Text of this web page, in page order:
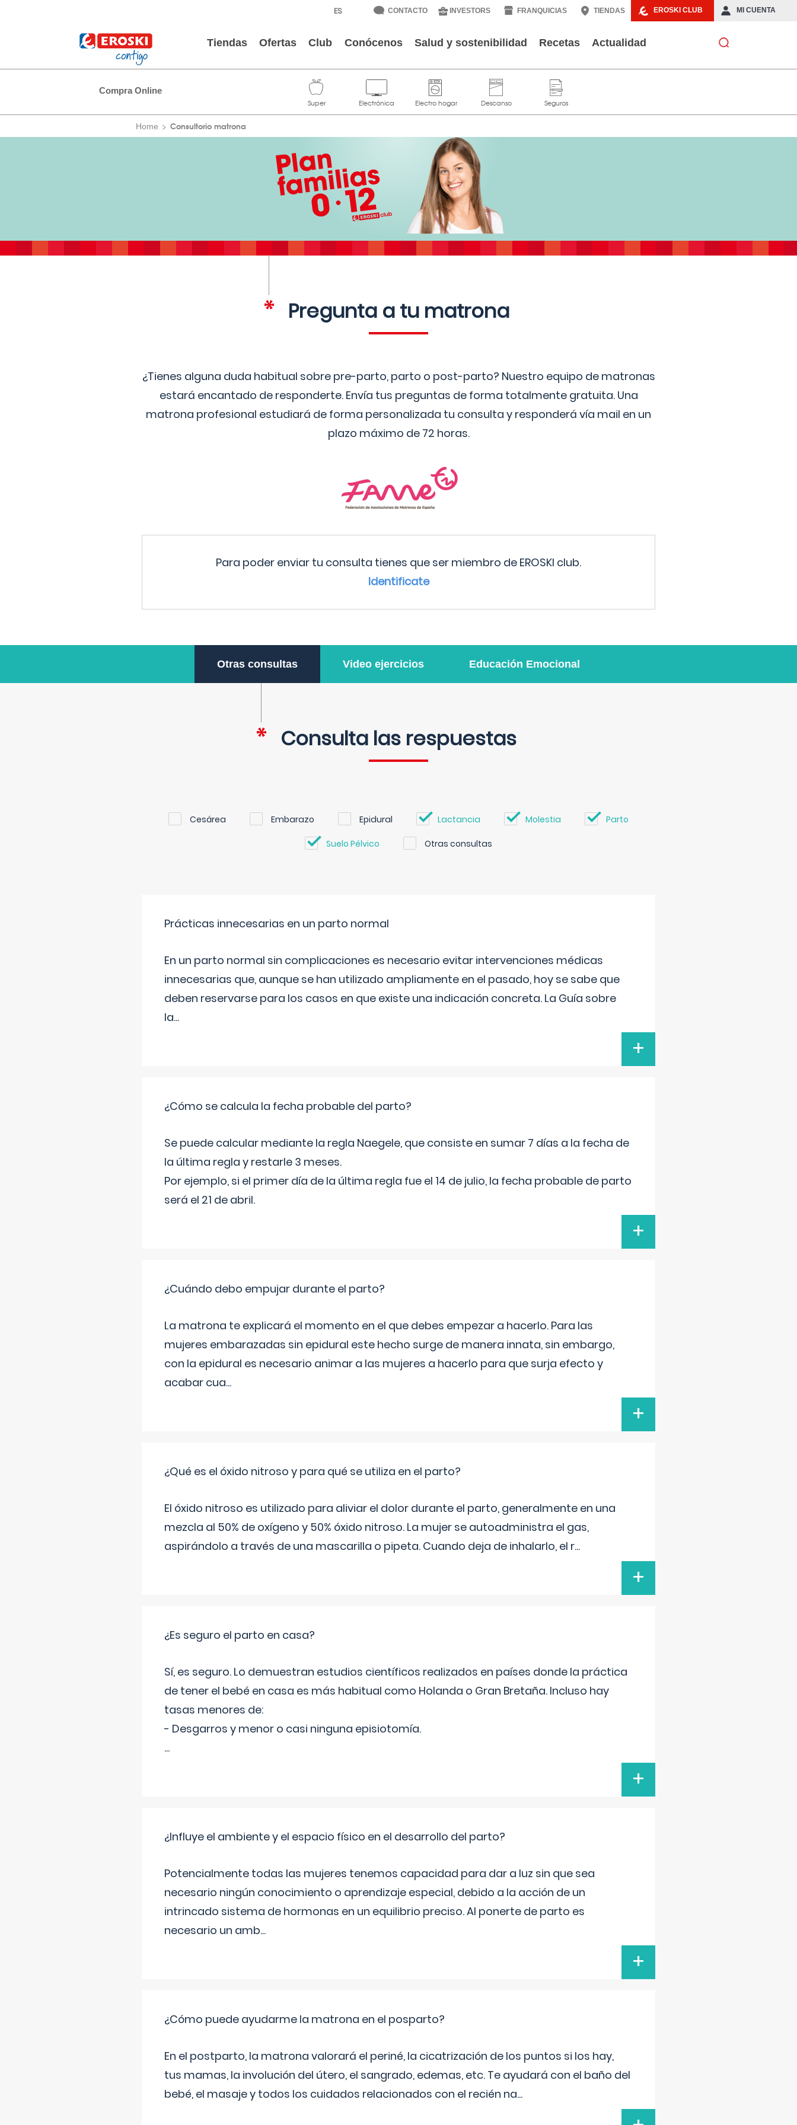
EROSKI CLUB MI CUENTA
CONTACTO INVESTORS FRANQUICIAS TIENDAS
Tiendas Ofertas Club Conócenos Salud y sostenibilidad Recetas Actualidad
Compra Online
Home Consultorio matrona
Pregunta a tu matrona
¿Tienes alguna duda habitual sobre pre-parto, parto o post-parto? Nuestro equipo de matronas
estará encantado de responderte. Envía tus preguntas de forma totalmente gratuita. Una
matrona profesional estudiará de forma personalizada tu consulta y responderá vía mail en un
plazo máximo de 72 horas.
Para poder enviar tu consulta tienes que ser miembro de EROSKI club.
Identificate
Otras consultas Video ejercicios Educación Emocional
Consulta las respuestas
Cesárea Embarazo Epidural Lactancia Molestia Parto
Suelo Pélvico Otras consultas
Prácticas innecesarias en un parto normal
En un parto normal sin complicaciones es necesario evitar intervenciones médicas
innecesarias que, aunque se han utilizado ampliamente en el pasado, hoy se sabe que
deben reservarse para los casos en que existe una indicación concreta. La Guía sobre
la...
+
¿Cómo se calcula la fecha probable del parto?
Se puede calcular mediante la regla Naegele, que consiste en sumar 7 días a la fecha de
la última regla y restarle 3 meses.
Por ejemplo, si el primer día de la última regla fue el 14 de julio, la fecha probable de parto
será el 21 de abril.
+
¿Cuándo debo empujar durante el parto?
La matrona te explicará el momento en el que debes empezar a hacerlo. Para las
mujeres embarazadas sin epidural este hecho surge de manera innata, sin embargo,
con la epidural es necesario animar a las mujeres a hacerlo para que surja efecto y
acabar cua...
+
¿Qué es el óxido nitroso y para qué se utiliza en el parto?
El óxido nitroso es utilizado para aliviar el dolor durante el parto, generalmente en una
mezcla al 50% de oxígeno y 50% óxido nitroso. La mujer se autoadministra el gas,
aspirándolo a través de una mascarilla o pipeta. Cuando deja de inhalarlo, el r...
+
¿Es seguro el parto en casa?
Sí, es seguro. Lo demuestran estudios científicos realizados en países donde la práctica
de tener el bebé en casa es más habitual como Holanda o Gran Bretaña. Incluso hay
tasas menores de:
- Desgarros y menor o casi ninguna episiotomía.
...
+
¿Influye el ambiente y el espacio físico en el desarrollo del parto?
Potencialmente todas las mujeres tenemos capacidad para dar a luz sin que sea
necesario ningún conocimiento o aprendizaje especial, debido a la acción de un
intrincado sistema de hormonas en un equilibrio preciso. Al ponerte de parto es
necesario un amb...
+
¿Cómo puede ayudarme la matrona en el posparto?
En el postparto, la matrona valorará el periné, la cicatrización de los puntos si los hay,
tus mamas, la involución del útero, el sangrado, edemas, etc. Te ayudará con el baño del
bebé, el masaje y todos los cuidados relacionados con el recién na...